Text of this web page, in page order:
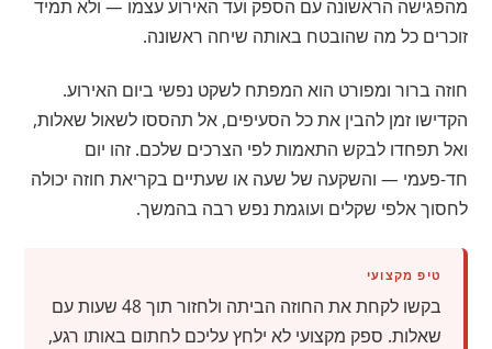
מהפגישה הראשונה עם הספק ועד האירוע עצמו — ולא תמיד
זוכרים כל מה שהובטח באותה שיחה ראשונה.
חוזה ברור ומפורט הוא המפתח לשקט נפשי ביום האירוע.
הקדישו זמן להבין את כל הסעיפים, אל תהססו לשאול שאלות,
ואל תפחדו לבקש התאמות לפי הצרכים שלכם. זהו יום
חד-פעמי — והשקעה של שעה או שעתיים בקריאת חוזה יכולה
לחסוך אלפי שקלים ועוגמת נפש רבה בהמשך.
טיפ מקצועי
בקשו לקחת את החוזה הביתה ולחזור תוך 48 שעות עם
שאלות. ספק מקצועי לא ילחץ עליכם לחתום באותו רגע,